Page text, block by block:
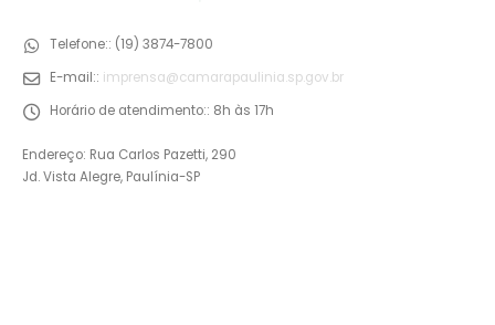
Telefone:: (19) 3874-7800
E-mail:: imprensa@camarapaulinia.sp.gov.br
Horário de atendimento:: 8h às 17h
Endereço: Rua Carlos Pazetti, 290
Jd. Vista Alegre, Paulínia-SP